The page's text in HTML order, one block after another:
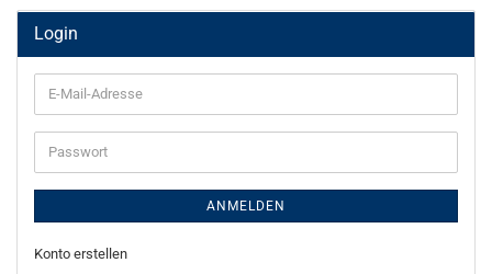
Login
E-
Mail-
Adresse
Passwort
ANMELDEN
Konto erstellen